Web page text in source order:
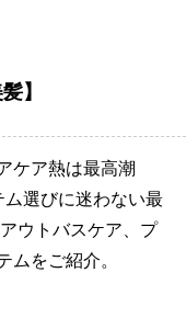
】
ケア熱は最高潮
選びに迷わない最
ウトバスケア、プ
ムをご紹介。